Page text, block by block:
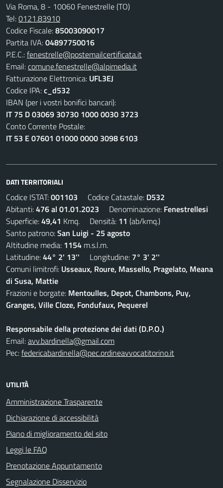
Via Roma, 8 - 10060 Fenestrelle (TO)
Tel:0121.83910
Codice Fiscale:85003090017
Partita IVA:04897750016
P.E.C.:fenestrelle@postemailcertificata.it
Email:comune.fenestrelle@alpimedia.it
Fatturazione Elettronica: UFL3EJ
Codice IPA:c_d532
IBAN (per i vostri bonifici bancari):
IT 75 D 03069 30730 1000 0030 3723
Conto Corrente Postale:
IT 53 E 07601 01000 0000 3098 6103
DATI TERRITORIALI
Codice ISTAT:001103 Codice Catastale: D532
Abitanti:476 al 01.01.2023 Denominazione: Fenestrellesi
Superficie:49,41 Kmq. Densità: 11 (ab/kmq.)
Santo patrono:San Luigi - 25 agosto
Altitudine media: 1154 m.s.l.m.
Latitudine:44° 2' 13'' Longitudine: 7° 3' 2''
Comuni limitrofi: Usseaux, Roure, Massello, Pragelato, Meana
di Susa, Mattie
Frazioni e borgate: Mentoulles, Depot, Chambons, Puy,
Granges, Ville Cloze, Fondufaux, Pequerel
Responsabile della protezione dei dati (D.P.O.)
Email:avv.bardinella@gmail.com
Pec:federicabardinella@pec.ordineavvocatitorino.it
UTILITÀ
Amministrazione Trasparente
Dichiarazione di accessibilità
Piano di miglioramento del sito
Leggi le FAQ
Prenotazione Appuntamento
Segnalazione Disservizio